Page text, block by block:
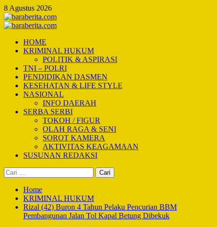
Skip
to
content
8 Agustus 2026
Primary
HOME
KRIMINAL HUKUM
POLITIK & ASPIRASI
TNI – POLRI
PENDIDIKAN DASMEN
KESEHATAN & LIFE STYLE
NASIONAL
INFO DAERAH
SERBA SERBI
TOKOH / FIGUR
OLAH RAGA & SENI
SOROT KAMERA
AKTIVITAS KEAGAMAAN
SUSUNAN REDAKSI
Cari
untuk:
Home
KRIMINAL HUKUM
Rizal (42) Buron 4 Tahun Pelaku Pencurian BBM
Pembangunan Jalan Tol Kapal Betung Dibekuk